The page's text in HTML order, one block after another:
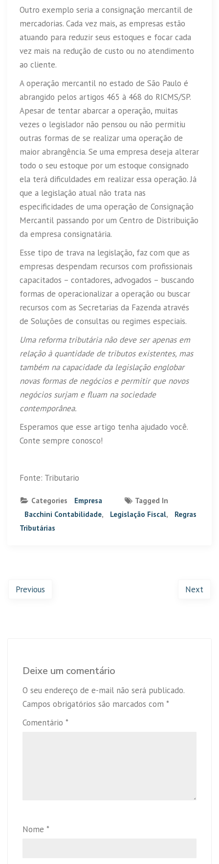
Outro exemplo seria a consignação mercantil de
mercadorias. Cada vez mais, as empresas estão
atuando para reduzir seus estoques e focar cada
vez mais na redução de custo ou no atendimento
ao cliente.
A operação mercantil no estado de São Paulo é
abrangido pelos artigos 465 à 468 do RICMS/SP.
Apesar de tentar abarcar a operação, muitas
vezes o legislador não pensou ou não permitiu
outras formas de se realizar uma operação de
maior abrangência. Se uma empresa deseja alterar
todo o seu estoque por um estoque consignado
ela terá dificuldades em realizar essa operação. Já
que a legislação atual não trata nas
especificidades de uma operação de Consignação
Mercantil passando por um Centro de Distribuição
da empresa consignatária.
Esse tipo de trava na legislação, faz com que as
empresas despendam recursos com profissionais
capacitados – contadores, advogados – buscando
formas de operacionalizar a operação ou buscar
recursos com as Secretarias da Fazenda através
de Soluções de consultas ou regimes especiais.
Uma reforma tributária não deve ser apenas em
relação à quantidade de tributos existentes, mas
também na capacidade da legislação englobar
novas formas de negócios e permitir que novos
negócios surjam e fluam na sociedade
contemporânea.
Esperamos que esse artigo tenha ajudado você.
Conte sempre conosco!
Fonte: Tributario
Categories Empresa
Tagged In
Bacchini Contabilidade, Legislação Fiscal,
Regras
Tributárias
Previous Next
Deixe um comentário
O seu endereço de e-mail não será publicado.
Campos obrigatórios são marcados com *
Comentário *
Nome *